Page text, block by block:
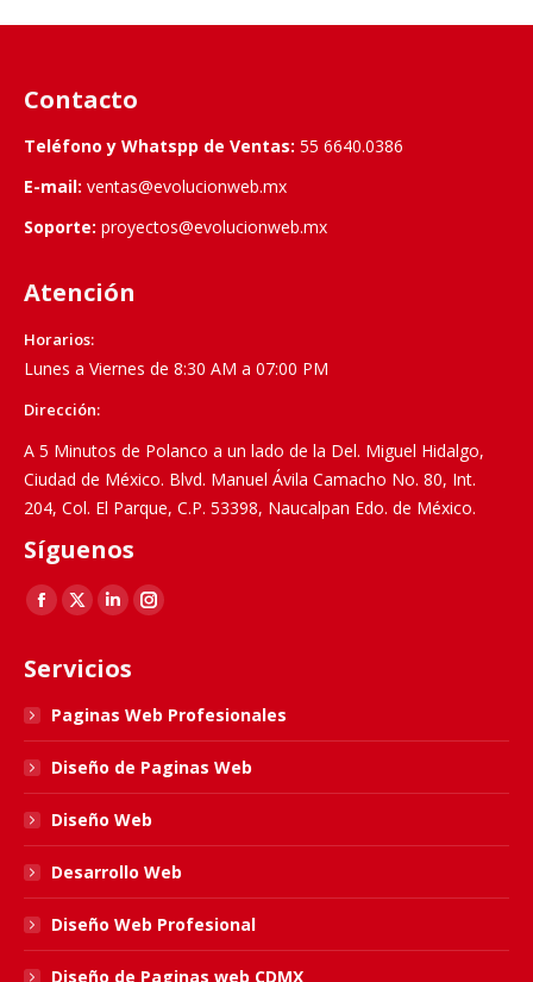
Contacto
Teléfono y Whatspp de Ventas: 55 6640.0386
E-mail: ventas@evolucionweb.mx
Soporte: proyectos@evolucionweb.mx
Atención
Horarios:
Lunes a Viernes de 8:30 AM a 07:00 PM
Dirección:
A 5 Minutos de Polanco a un lado de la Del. Miguel Hidalgo,
Ciudad de México. Blvd. Manuel Ávila Camacho No. 80, Int.
204, Col. El Parque, C.P. 53398, Naucalpan Edo. de México.
Síguenos
Find us on:
Facebook
opens
in
new
window
X
opens
in
new
window
Linkedin
opens
new
window
Instagram
in
new
window
Servicios
Paginas Web Profesionales
Diseño de Paginas Web
Diseño Web
Desarrollo Web
Diseño Web Profesional
Diseño de Paginas web CDMX